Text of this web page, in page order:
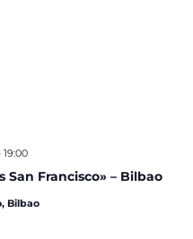
Francisco» – Bilbao
19:00
Bilbao